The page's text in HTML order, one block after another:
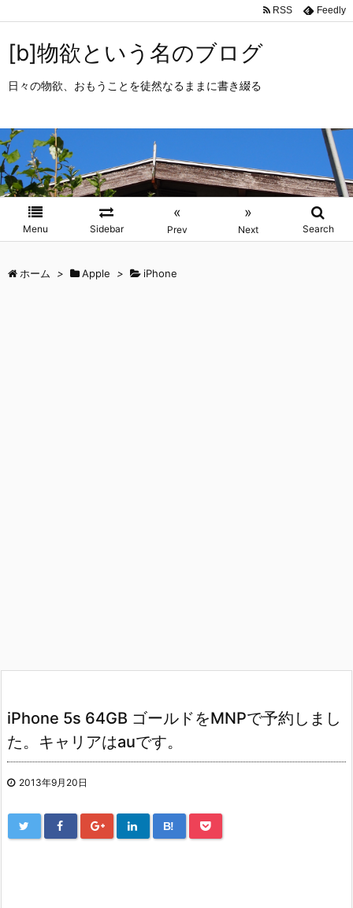
[b]物欲という名のブログ
日々の物欲、おもうことを徒然なるままに書き綴る
Menu Sidebar
«
Prev
»
Next Search
RSS Feedly
ホーム > Apple > iPhone
iPhone 5s 64GB ゴールドをMNPで予約しまし
た。キャリアはauです。
2013年9月20日
B!